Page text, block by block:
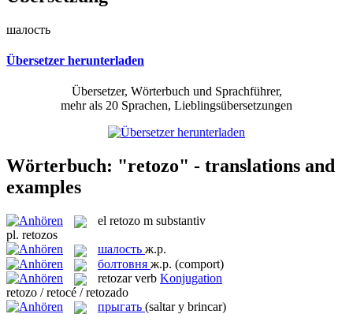
шалость
Übersetzer herunterladen
Übersetzer, Wörterbuch und Sprachführer,
mehr als 20 Sprachen, Lieblingsübersetzungen
Wörterbuch: "retozo" - translations and
examples
el retozo m substantiv
pl. retozos
шалость ж.р.
болтовня ж.р. (comport)
retozar verb Konjugation
retozo / retocé / retozado
прыгать (saltar y brincar)